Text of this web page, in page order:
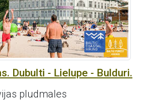
Dubulti - Lielupe - Bulduri.
pludmales